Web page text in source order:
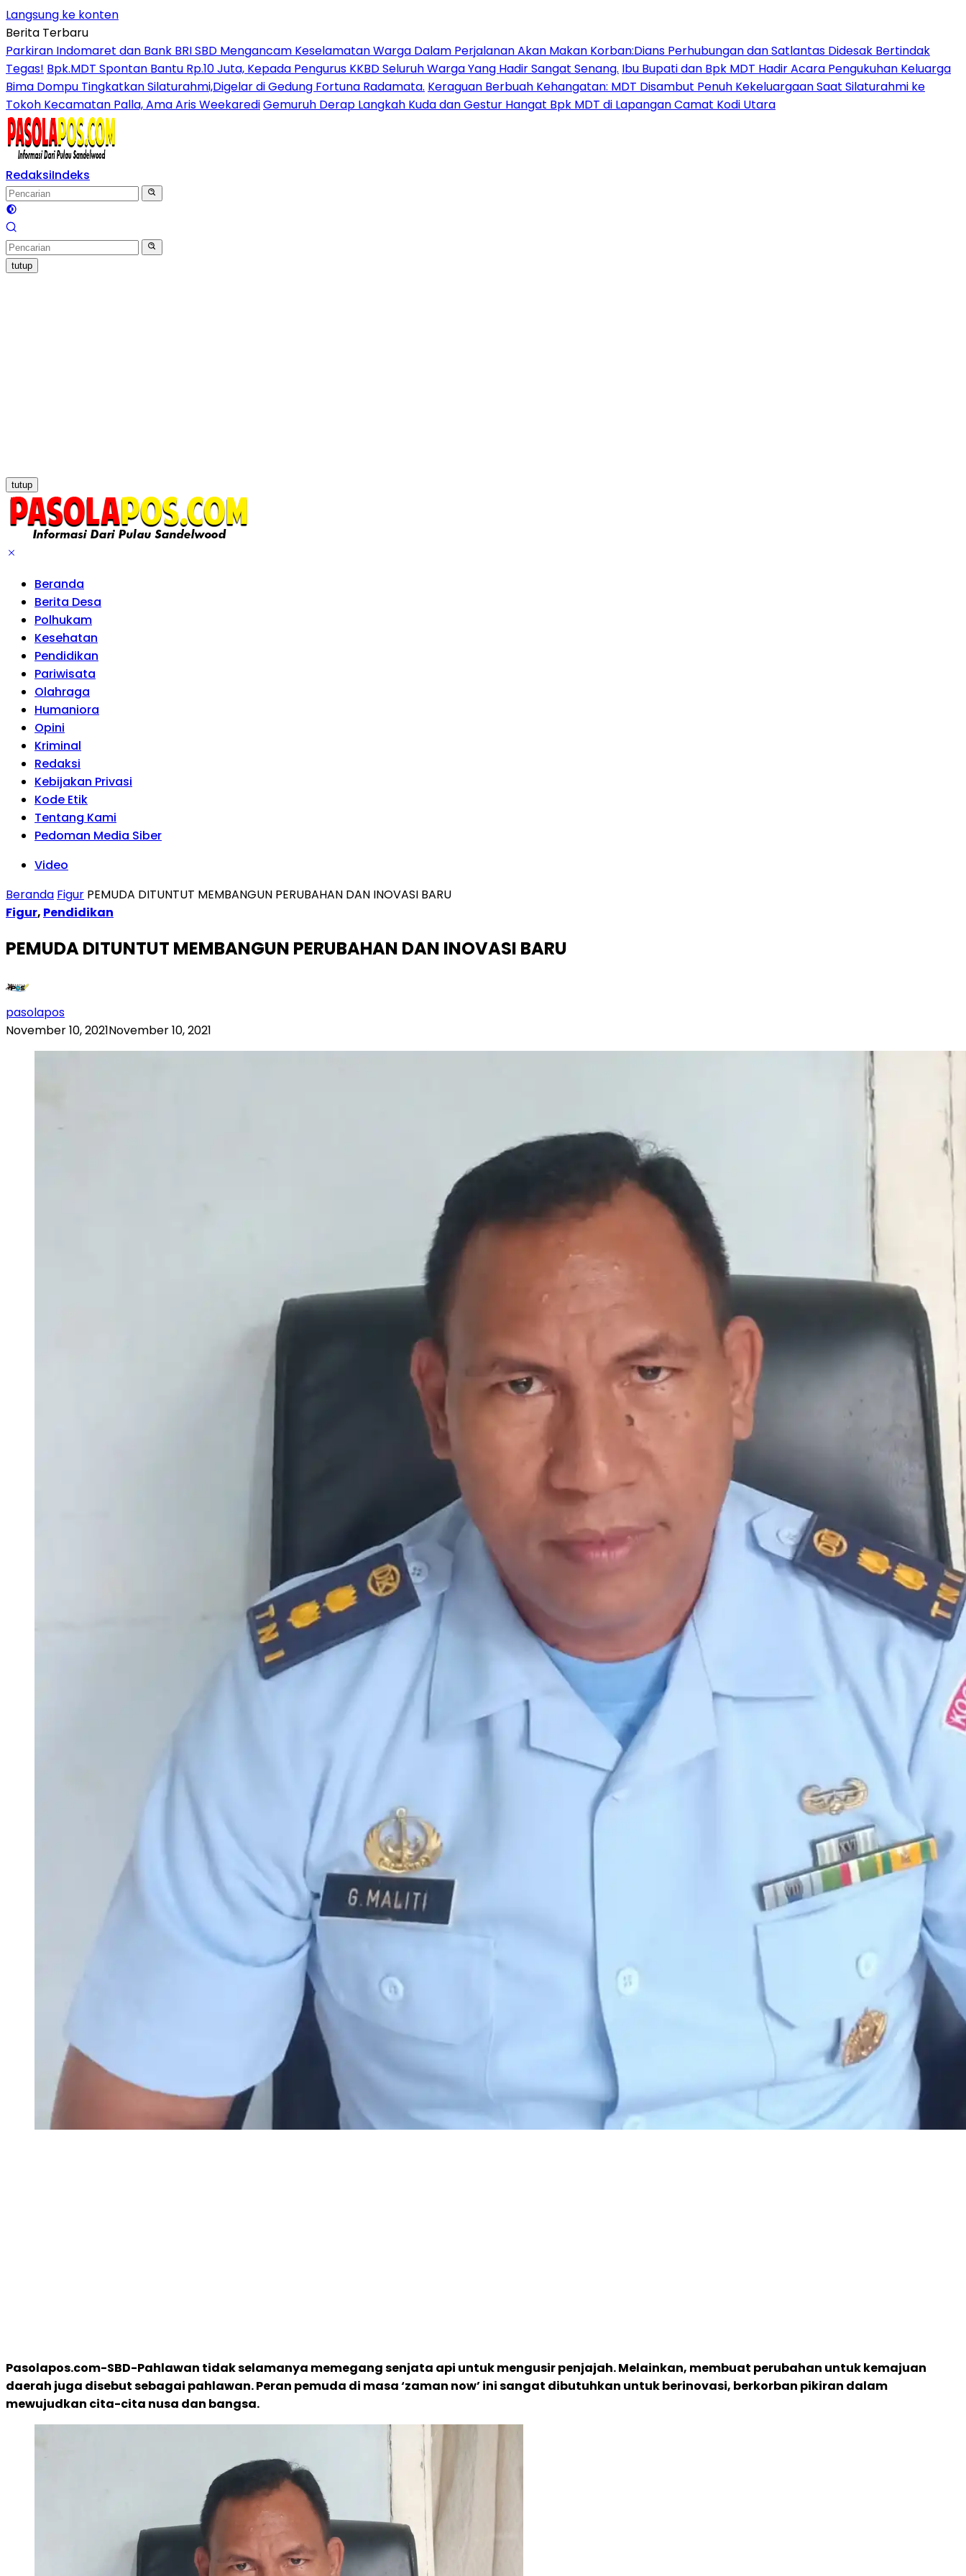
Langsung ke konten
Berita Terbaru
Parkiran Indomaret dan Bank BRI SBD Mengancam Keselamatan Warga Dalam Perjalanan Akan Makan Korban:Dians Perhubungan dan Satlantas Didesak Bertindak
Tegas! Bpk.MDT Spontan Bantu Rp.10 Juta, Kepada Pengurus KKBD Seluruh Warga Yang Hadir Sangat Senang. Ibu Bupati dan Bpk MDT Hadir Acara Pengukuhan Keluarga
Bima Dompu Tingkatkan Silaturahmi,Digelar di Gedung Fortuna Radamata. Keraguan Berbuah Kehangatan: MDT Disambut Penuh Kekeluargaan Saat Silaturahmi ke
Tokoh Kecamatan Palla, Ama Aris WeekarediGemuruh Derap Langkah Kuda dan Gestur Hangat Bpk MDT di Lapangan Camat Kodi Utara
RedaksiIndeks
tutup
tutup
Beranda
Berita Desa
Polhukam
Kesehatan
Pendidikan
Pariwisata
Olahraga
Humaniora
Opini
Kriminal
Redaksi
Kebijakan Privasi
Kode Etik
Tentang Kami
Pedoman Media Siber
Video
Beranda Figur PEMUDA DITUNTUT MEMBANGUN PERUBAHAN DAN INOVASI BARU
Figur, Pendidikan
PEMUDA DITUNTUT MEMBANGUN PERUBAHAN DAN INOVASI BARU
pasolapos
November 10, 2021November 10, 2021
Pasolapos.com-SBD-Pahlawan tidak selamanya memegang senjata api untuk mengusir penjajah. Melainkan, membuat perubahan untuk kemajuan
daerah juga disebut sebagai pahlawan. Peran pemuda di masa ‘zaman now’ ini sangat dibutuhkan untuk berinovasi, berkorban pikiran dalam
mewujudkan cita-cita nusa dan bangsa.